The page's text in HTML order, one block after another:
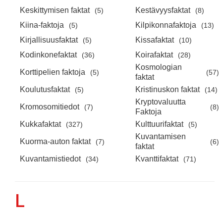
Keskittymisen faktat (5) Kestävyysfaktat (8)
Kiina-faktoja (5) Kilpikonnafaktoja (13)
Kirjallisuusfaktat (5) Kissafaktat (10)
Kodinkonefaktat (36) Koirafaktat (28)
Korttipelien faktoja (5)
Kosmologian
faktat
(57)
Koulutusfaktat (5) Kristinuskon faktat (14)
Kromosomitiedot (7)
Kryptovaluutta
Faktoja
(8)
Kukkafaktat (327) Kulttuurifaktat (5)
Kuorma-auton faktat (7)
Kuvantamisen
faktat
(6)
Kuvantamistiedot (34) Kvanttifaktat (71)
L